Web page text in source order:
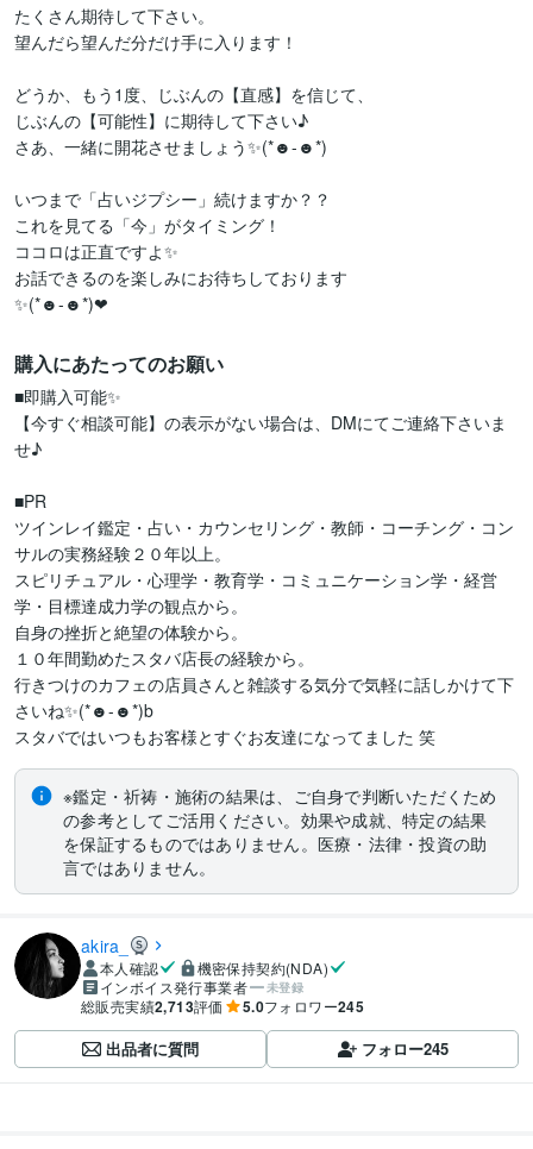
たくさん期待して下さい。
望んだら望んだ分だけ手に入ります！
どうか、もう1度、じぶんの【直感】を信じて、
じぶんの【可能性】に期待して下さい♪
さあ、一緒に開花させましょう✨(*☻-☻*)
いつまで「占いジプシー」続けますか？？
これを見てる「今」がタイミング！
ココロは正直ですよ✨
お話できるのを楽しみにお待ちしております
購入にあたってのお願い
■即購入可能✨
【今すぐ相談可能】の表示がない場合は、DMにてご連絡下さいま
せ♪
■PR
ツインレイ鑑定・占い・カウンセリング・教師・コーチング・コン
サルの実務経験２０年以上。
スピリチュアル・心理学・教育学・コミュニケーション学・経営
学・目標達成力学の観点から。
自身の挫折と絶望の体験から。
１０年間勤めたスタバ店長の経験から。
行きつけのカフェの店員さんと雑談する気分で気軽に話しかけて下
さいね✨(*☻-☻*)b
スタバではいつもお客様とすぐお友達になってました 笑
※鑑定・祈祷・施術の結果は、ご自身で判断いただくため
の参考としてご活用ください。効果や成就、特定の結果
を保証するものではありません。医療・法律・投資の助
言ではありません。
akira_
本人確認
機密保持契約(NDA)
インボイス発行事業者
未登録
総販売実績2,713評価 5.0フォロワー245
出品者に質問 フォロー245